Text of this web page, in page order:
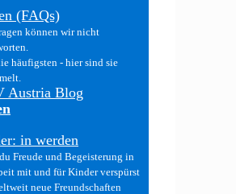
(FAQs)
können wir nicht
häufigsten - hier sind sie
Austria Blog
in werden
Freude und Begeisterung in
mit und für Kinder verspürst
neue Freundschaften